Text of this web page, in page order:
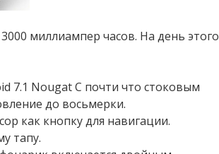
миллиампер часов. На день этого
7.1 Nougat С почти что стоковым
до восьмерки.
как кнопку для навигации.
тапу.